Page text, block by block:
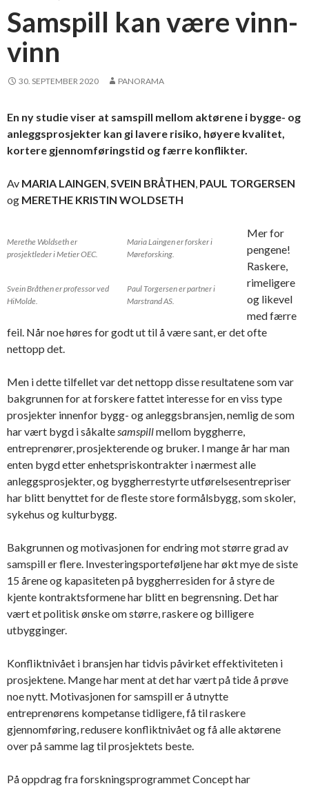
Samspill kan være vinn-
vinn
30. SEPTEMBER 2020 PANORAMA
En ny studie viser at samspill mellom aktørene i bygge- og
anleggsprosjekter kan gi lavere risiko, høyere kvalitet,
kortere gjennomføringstid og færre konflikter.
Av MARIA LAINGEN,SVEIN BRÅTHEN, PAUL TORGERSEN
og MERETHE KRISTIN WOLDSETH
Merethe Woldseth er
prosjektleder i Metier OEC.
Maria Laingen er forsker i
Møreforsking.
Svein Bråthen er professor ved
HiMolde.
Paul Torgersen er partner i
Marstrand AS.
Mer for
pengene!
Raskere,
rimeligere
og likevel
med færre
feil. Når noe høres for godt ut til å være sant, er det ofte
nettopp det.
Men i dette tilfellet var det nettopp disse resultatene som var
bakgrunnen for at forskere fattet interesse for en viss type
prosjekter innenfor bygg- og anleggsbransjen, nemlig de som
har vært bygd i såkaltesamspillmellom byggherre,
entreprenører, prosjekterende og bruker. I mange år har man
enten bygd etter enhetspriskontrakter i nærmest alle
anleggsprosjekter, og byggherrestyrte utførelsesentrepriser
har blitt benyttet for de fleste store formålsbygg, som skoler,
sykehus og kulturbygg.
Bakgrunnen og motivasjonen for endring mot større grad av
samspill er flere. Investeringsporteføljene har økt mye de siste
15 årene og kapasiteten på byggherresiden for å styre de
kjente kontraktsformene har blitt en begrensning. Det har
vært et politisk ønske om større, raskere og billigere
utbygginger.
Konfliktnivået i bransjen har tidvis påvirket effektiviteten i
prosjektene. Mange har ment at det har vært på tide å prøve
noe nytt. Motivasjonen for samspill er å utnytte
entreprenørens kompetanse tidligere, få til raskere
gjennomføring, redusere konfliktnivået og få alle aktørene
over på samme lag til prosjektets beste.
På oppdrag fra forskningsprogrammet Concept har